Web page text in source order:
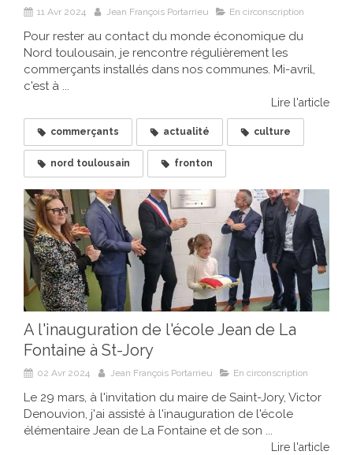
11 Avr 2024 Jean François Portarrieu En circonscription
Pour rester au contact du monde économique du
Nord toulousain, je rencontre régulièrement les
commerçants installés dans nos communes. Mi-avril,
c'est à ...
Lire l'article
commerçants actualité culture
nord toulousain fronton
A l'inauguration de l'école Jean de La
Fontaine à St-Jory
02 Avr 2024 Jean François Portarrieu En circonscription
Le 29 mars, à l'invitation du maire de Saint-Jory, Victor
Denouvion, j'ai assisté à l'inauguration de l'école
élémentaire Jean de La Fontaine et de son ...
Lire l'article